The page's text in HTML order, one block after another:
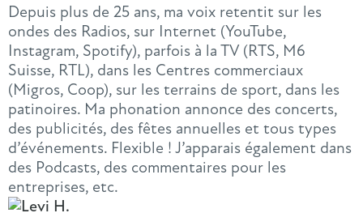
Depuis plus de 25 ans, ma voix retentit sur les
ondes des Radios, sur Internet (YouTube,
Instagram, Spotify), parfois à la TV (RTS, M6
Suisse, RTL), dans les Centres commerciaux
(Migros, Coop), sur les terrains de sport, dans les
patinoires. Ma phonation annonce des concerts,
des publicités, des fêtes annuelles et tous types
d’événements. Flexible ! J’apparais également dans
des Podcasts, des commentaires pour les
entreprises, etc.